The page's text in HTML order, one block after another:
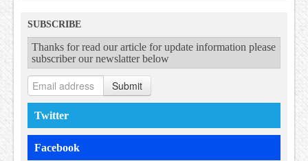
SUBSCRIBE
Thanks for read our article for update information please
subscriber our newslatter below
Submit
Twitter
Facebook